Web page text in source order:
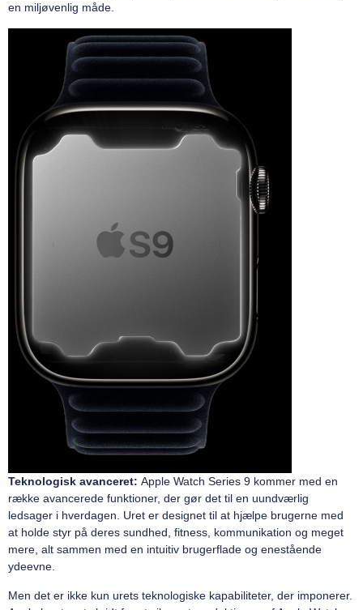
en miljøvenlig måde.
Teknologisk avanceret: Apple Watch Series 9 kommer med en
række avancerede funktioner, der gør det til en uundværlig
ledsager i hverdagen. Uret er designet til at hjælpe brugerne med
at holde styr på deres sundhed, fitness, kommunikation og meget
mere, alt sammen med en intuitiv brugerflade og enestående
ydeevne.
Men det er ikke kun urets teknologiske kapabiliteter, der imponerer.